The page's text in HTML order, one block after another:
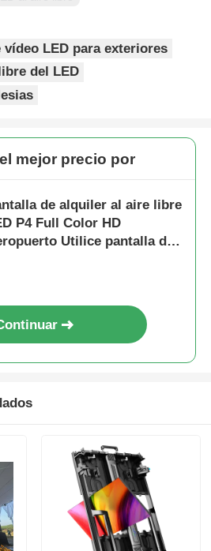
vídeo LED para exteriores
del LED
mejor precio por
de alquiler al aire libre
P4 Full Color HD
Utilice pantalla de